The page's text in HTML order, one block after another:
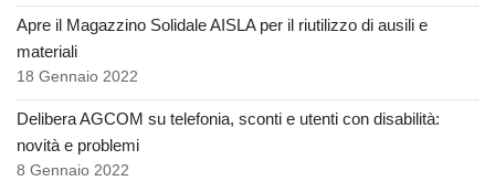
Apre il Magazzino Solidale AISLA per il riutilizzo di ausili e
materiali
18 Gennaio 2022
Delibera AGCOM su telefonia, sconti e utenti con disabilità:
novità e problemi
8 Gennaio 2022